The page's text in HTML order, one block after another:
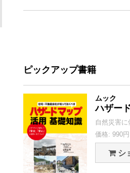
ピックアップ書籍
ムック
ハザー
自然災害に
価格: 990
シ